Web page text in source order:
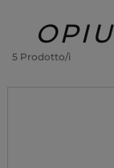
5 Prodotto/i